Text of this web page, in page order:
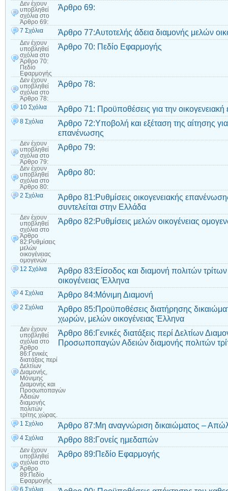
Δεν έχουν
υποβληθεί
σχόλια στο
Άρθρο 69:
Άρθρο 69:
7 Σχόλια Άρθρο 77:Αυτοτελής άδεια διαμονής μελών
Δεν έχουν
υποβληθεί
σχόλια στο
Άρθρο 70:
Πεδίο
Εφαρμογής
Άρθρο 70: Πεδίο Εφαρμογής
Δεν έχουν
υποβληθεί
σχόλια στο
Άρθρο 78:
Άρθρο 78:
10 Σχόλια Άρθρο 71: Προϋποθέσεις για την
8 Σχόλια
Άρθρο 72:Υποβολή και εξέταση της αίτησης για
επανένωσης
Δεν έχουν
υποβληθεί
σχόλια στο
Άρθρο 79:
Άρθρο 79:
Δεν έχουν
υποβληθεί
σχόλια στο
Άρθρο 80:
Άρθρο 80:
2 Σχόλια
Άρθρο 81:Ρυθμίσεις οικογενειακής
συντελείται στην Ελλάδα
Δεν έχουν
υποβληθεί
σχόλια στο
Άρθρο
82:Ρυθμίσεις
μελών
οικογένειας
ομογενών
Άρθρο 82:Ρυθμίσεις μελών οικογένειας
12 Σχόλια
Άρθρο 83:Είσοδος και διαμονή πολιτών
οικογένειας Έλληνα
4 Σχόλια Άρθρο 84:Μόνιμη Διαμονή
2 Σχόλια
Άρθρο 85:Προϋποθέσεις διατήρησης
χωρών, μελών οικογένειας Έλληνα
Δεν έχουν
υποβληθεί
σχόλια στο
Άρθρο
86:Γενικές
διατάξεις περί
Δελτίων
Διαμονής,
Μόνιμης
Διαμονής και
Προσωποπαγών
Αδειών
διαμονής
πολιτών
τρίτης χώρας.
Άρθρο 86:Γενικές διατάξεις περί Δελτίων
Προσωποπαγών Αδειών διαμονής πολιτών
1 Σχόλιο Άρθρο 87:Μη αναγνώριση δικαιώματος –
4 Σχόλια Άρθρο 88:Γονείς ημεδαπών
Δεν έχουν
υποβληθεί
σχόλια στο
Άρθρο
89:Πεδίο
Εφαρμογής
Άρθρο 89:Πεδίο Εφαρμογής
6 Σχόλια